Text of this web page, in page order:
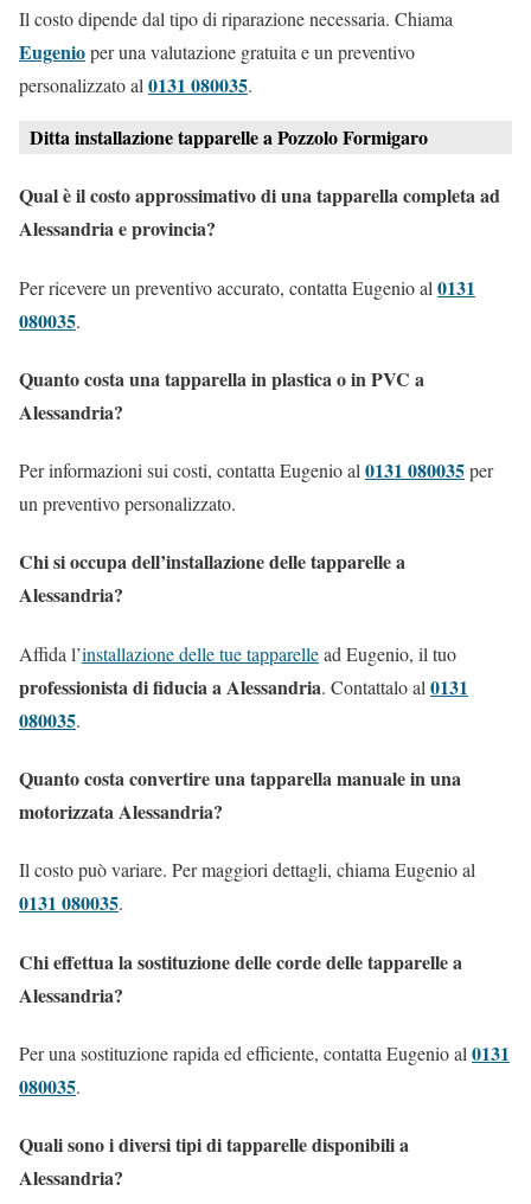
Il costo dipende dal tipo di riparazione necessaria. Chiama
Eugenioper una valutazione gratuita e un preventivo
personalizzato al 0131 080035.
Ditta installazione tapparelle a Pozzolo Formigaro
Qual è il costo approssimativo di una tapparella completa ad
Alessandria e provincia?
Per ricevere un preventivo accurato, contatta Eugenio al 0131
080035.
Quanto costa una tapparella in plastica o in PVC a
Alessandria?
Per informazioni sui costi, contatta Eugenio al 0131 080035per
un preventivo personalizzato.
Chi si occupa dell’installazione delle tapparelle a
Alessandria?
Affida l’installazione delle tue tapparellead Eugenio, il tuo
professionista di fiducia a Alessandria. Contattalo al 0131
080035.
Quanto costa convertire una tapparella manuale in una
motorizzata Alessandria?
Il costo può variare. Per maggiori dettagli, chiama Eugenio al
0131 080035.
Chi effettua la sostituzione delle corde delle tapparelle a
Alessandria?
Per una sostituzione rapida ed efficiente, contatta Eugenio al 0131
080035.
Quali sono i diversi tipi di tapparelle disponibili a
Alessandria?